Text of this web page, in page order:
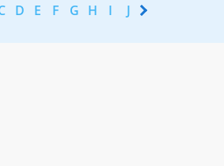
D E F G H I J K